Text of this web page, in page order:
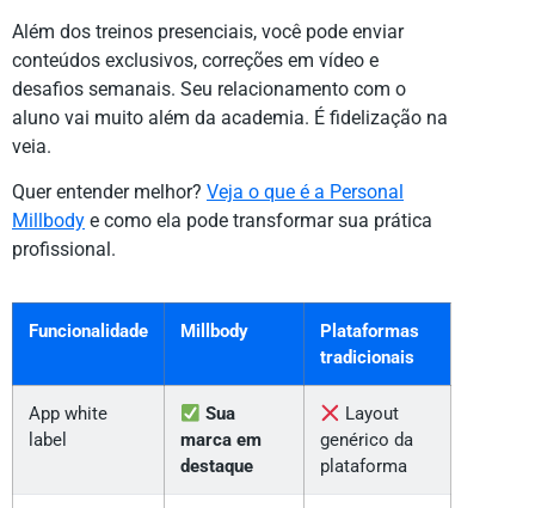
Além dos treinos presenciais, você pode enviar
conteúdos exclusivos, correções em vídeo e
desafios semanais. Seu relacionamento com o
aluno vai muito além da academia. É fidelização na
veia.
Quer entender melhor? Veja o que é a Personal
Millbody e como ela pode transformar sua prática
profissional.
Funcionalidade Millbody
Plataformas
tradicionais
App white
label
Sua
marca em
destaque
Layout
genérico da
plataforma